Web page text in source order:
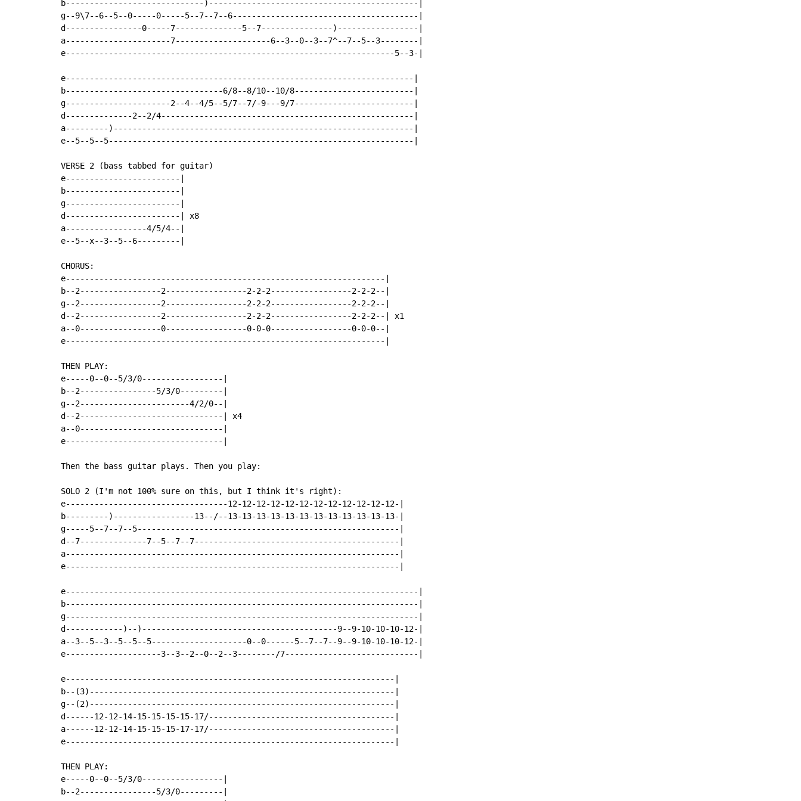
b-----------------------------)--------------------------------------------|
g--9\7--6--5--0-----0-----5--7--7--6---------------------------------------|
d----------------0-----7--------------5--7---------------)-----------------|
a----------------------7--------------------6--3--0--3--7^--7--5--3--------|
e---------------------------------------------------------------------5--3-|
e-------------------------------------------------------------------------|
b---------------------------------6/8--8/10--10/8-------------------------|
g----------------------2--4--4/5--5/7--7/-9---9/7-------------------------|
d--------------2--2/4-----------------------------------------------------|
a---------)---------------------------------------------------------------|
e--5--5--5----------------------------------------------------------------|
VERSE 2 (bass tabbed for guitar)
e------------------------|
b------------------------|
g------------------------|
d------------------------| x8
a-----------------4/5/4--|
e--5--x--3--5--6---------|
CHORUS:
e-------------------------------------------------------------------|
b--2-----------------2-----------------2-2-2-----------------2-2-2--|
g--2-----------------2-----------------2-2-2-----------------2-2-2--|
d--2-----------------2-----------------2-2-2-----------------2-2-2--| x1
a--0-----------------0-----------------0-0-0-----------------0-0-0--|
e-------------------------------------------------------------------|
THEN PLAY:
e-----0--0--5/3/0-----------------|
b--2----------------5/3/0---------|
g--2-----------------------4/2/0--|
d--2------------------------------| x4
a--0------------------------------|
e---------------------------------|
Then the bass guitar plays. Then you play:
SOLO 2 (I'm not 100% sure on this, but I think it's right):
e----------------------------------12-12-12-12-12-12-12-12-12-12-12-12-|
b---------)-----------------13--/--13-13-13-13-13-13-13-13-13-13-13-13-|
g-----5--7--7--5-------------------------------------------------------|
d--7--------------7--5--7--7-------------------------------------------|
a----------------------------------------------------------------------|
e----------------------------------------------------------------------|
e--------------------------------------------------------------------------|
b--------------------------------------------------------------------------|
g--------------------------------------------------------------------------|
d------------)--)-----------------------------------------9--9-10-10-10-12-|
a--3--5--3--5--5--5--------------------0--0------5--7--7--9--9-10-10-10-12-|
e--------------------3--3--2--0--2--3--------/7----------------------------|
e---------------------------------------------------------------------|
b--(3)----------------------------------------------------------------|
g--(2)----------------------------------------------------------------|
d------12-12-14-15-15-15-15-17/---------------------------------------|
a------12-12-14-15-15-15-17-17/---------------------------------------|
e---------------------------------------------------------------------|
THEN PLAY:
e-----0--0--5/3/0-----------------|
b--2----------------5/3/0---------|